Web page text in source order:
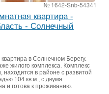
№ 1642-Snb-54341
квартира -
- Солнечный
в Солнечном Берегу.
жилого комплекса. Комплекс
в районе с развитой
104 кв.м., с двумя
и готова к проживанию.